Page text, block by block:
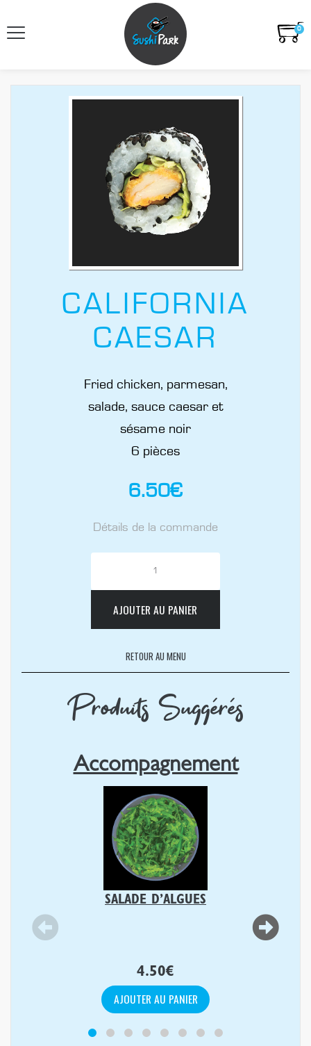
0
CALIFORNIA
CAESAR
Fried chicken, parmesan,
salade, sauce caesar et
sésame noir
6 pièces
6.50€
Détails de la commande
AJOUTER AU PANIER
RETOUR AU MENU
Produits Suggérés
Accompagnement
SALADE D’ALGUES
4.50€
AJOUTER AU PANIER